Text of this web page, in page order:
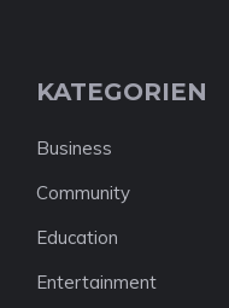
KATEGORIEN
Business
Community
Education
Entertainment